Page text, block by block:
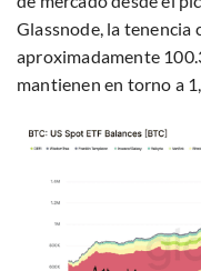
Glassnode, la tenencia
aproximadamente
mantienen en torno a